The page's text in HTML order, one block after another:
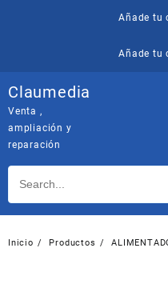
Añade tu
Añade tu
Claumedia
Venta ,
ampliación y
reparación
Inicio Productos